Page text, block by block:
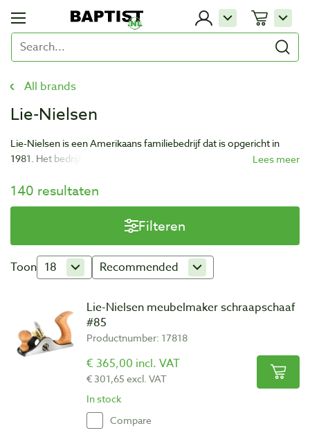
All brands
Lie-Nielsen
Lie-Nielsen is een Amerikaans familiebedrijf dat is opgericht in
1981. Het bedrijf produceert een reeks hoogwaardige
gereedschappen zijn voornamelijk gericht op de houtbewerking
en worden met de grootste zorg gemaakt.
140 resultaten
Filteren
Toon 18 Recommended
Lie-Nielsen meubelmaker schraapschaaf
#85
Productnumber: 17818
€ 365,00 incl. VAT
€ 301,65 excl. VAT
In stock
Compare